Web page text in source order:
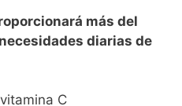
más del
diarias de
C